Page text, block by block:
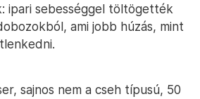
ipari sebességgel töltögették
ami jobb húzás, mint
sajnos nem a cseh típusú, 50